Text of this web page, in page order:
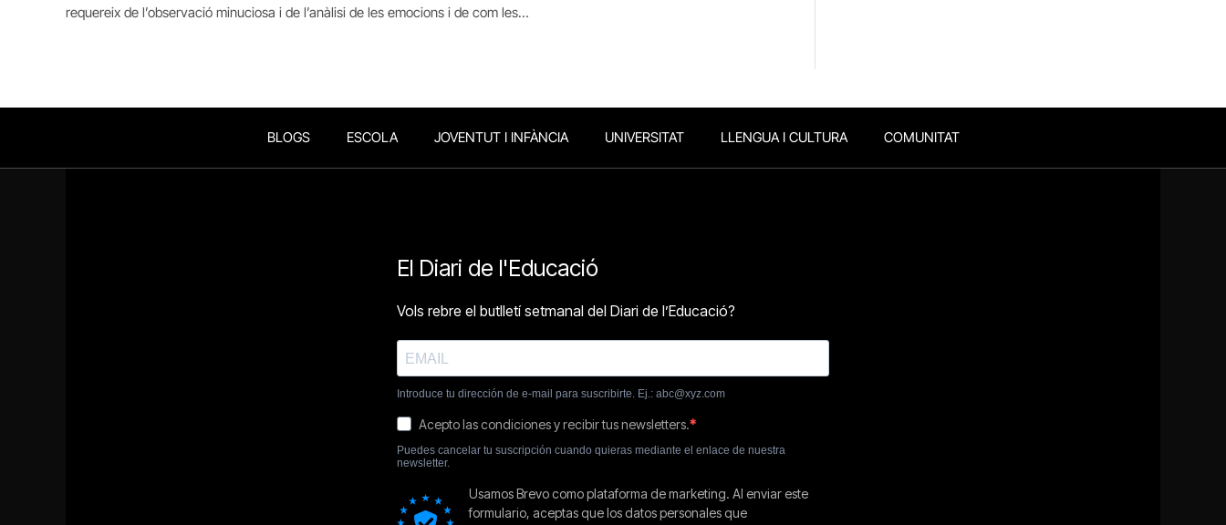
requereix de l’observació minuciosa i de l’anàlisi de les emocions i de com les…
BLOGS ESCOLA JOVENTUT I INFÀNCIA UNIVERSITAT LLENGUA I CULTURA COMUNITAT